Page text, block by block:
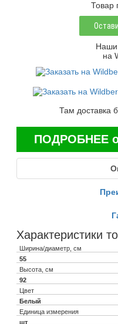
Товар
Наши
на
Там доставка
ПОДРОБНЕЕ о
Характеристики
Ширина/диаметр, см
55
Высота, см
92
Цвет
Белый
Единица измерения
шт